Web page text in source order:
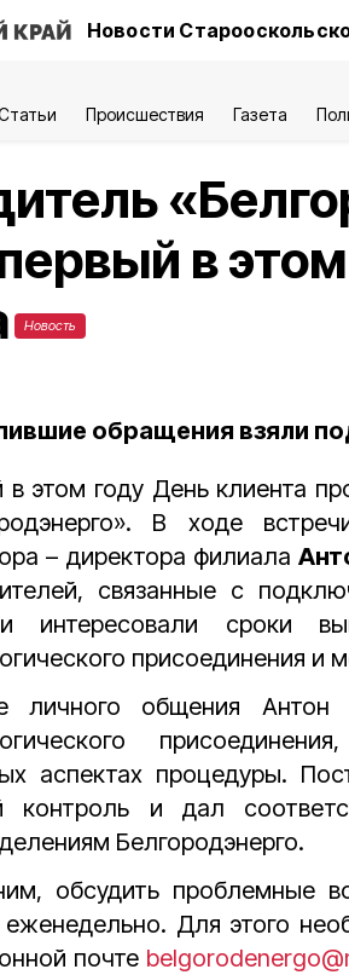
Новости
Происшествия Газета
в
Новость
обращения взяли
в этом году День клиента
В ходе
– директора филиала
связанные с
интересовали сроки
присоединения и
личного общения Антон
аспектах процедуры.
контроль и дал
Белгородэнерго.
обсудить проблемные
Для этого
почте